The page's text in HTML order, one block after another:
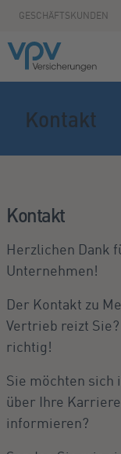
Zum Seiteninhalt
GESCHÄFTSKUNDEN
Kontakt
Kontakt
Herzlichen Dank
Unternehmen!
Der Kontakt zu
Vertrieb reizt
richtig!
Sie möchten sich
über Ihre
informieren?